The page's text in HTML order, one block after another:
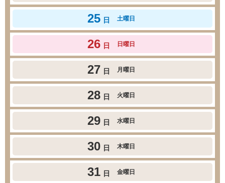
25 日 土曜日
26 日 日曜日
27 日 月曜日
28 日 火曜日
29 日 水曜日
30 日 木曜日
31 日 金曜日